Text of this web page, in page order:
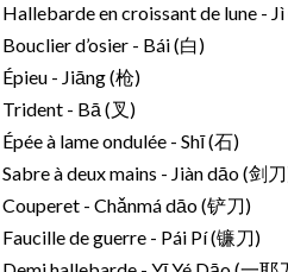
Hallebarde en croissant de lune -
d’osier - Bái (白)
Épieu - Jiāng (枪)
Trident - Bā (叉)
à lame ondulée - Shī (石)
à deux mains - Jiàn dāo (剑
Couperet - Chǎnmá dāo (铲刀)
Faucille de guerre - Pái Pí (镰刀)